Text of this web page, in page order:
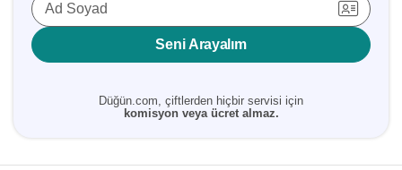
Ad Soyad
Seni Arayalım
Düğün.com, çiftlerden hiçbir servisi için
komisyon veya ücret almaz.